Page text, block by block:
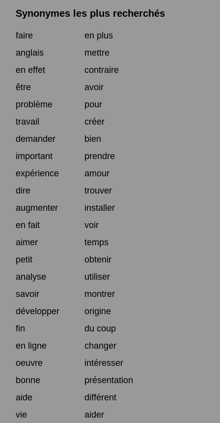
Synonymes les plus recherchés
faire
en plus
anglais
mettre
en effet
contraire
être
avoir
problème
pour
travail
créer
demander
bien
important
prendre
expérience
amour
dire
trouver
augmenter
installer
en fait
voir
aimer
temps
petit
obtenir
analyse
utiliser
savoir
montrer
développer
origine
fin
du coup
en ligne
changer
oeuvre
intéresser
bonne
présentation
aide
différent
vie
aider